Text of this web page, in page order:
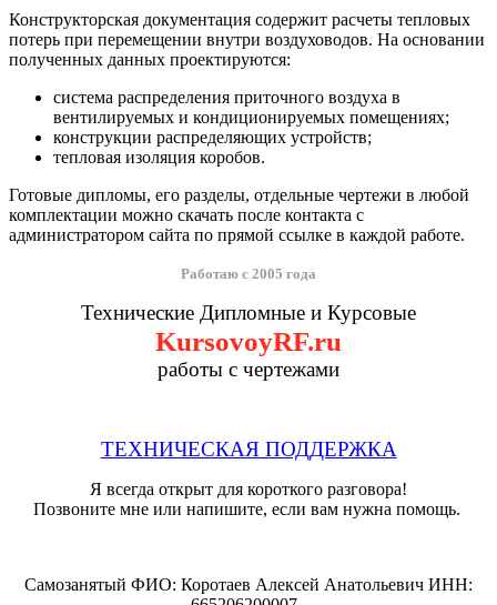
Конструкторская документация содержит расчеты тепловых
потерь при перемещении внутри воздуховодов. На основании
полученных данных проектируются:
система распределения приточного воздуха в
вентилируемых и кондиционируемых помещениях;
конструкции распределяющих устройств;
тепловая изоляция коробов.
Готовые дипломы, его разделы, отдельные чертежи в любой
комплектации можно скачать после контакта с
администратором сайта по прямой ссылке в каждой работе.
Работаю с 2005 года
Технические Дипломные и Курсовые
KursovoyRF.ru
работы с чертежами
ТЕХНИЧЕСКАЯ ПОДДЕРЖКА
Я всегда открыт для короткого разговора!
Позвоните мне или напишите, если вам нужна помощь.
Самозанятый ФИО: Коротаев Алексей Анатольевич ИНН: